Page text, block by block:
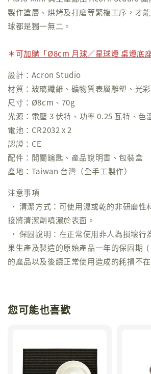
製作塗層、烘烤及打磨等繁複工序，才
球都是獨一無二。
＊可加購「Ø8cm 月球／星球燈 桌燈底座
設計：Acron Studio
材質：玻璃纖維、礦物質表層雕塑、光
尺寸：Ø8cm、70g
光源：電壓 3 伏特、功率 0.25 瓦特、色
電池：CR2032 x 2
認證：CE
配件：開關鑰匙、產品說明書、包裝盒
產地：Taiwan 台灣（全手工製作）
注意事項
• 清潔方式：可使用濕或乾的非研磨性
接將清潔劑噴灑於表面。
• 保固說明：在正常使用非人為損壞行
果生產及製造的原始產品一年的保固期
的產品以及後續正常使用造成的耗損不
您可能也喜歡